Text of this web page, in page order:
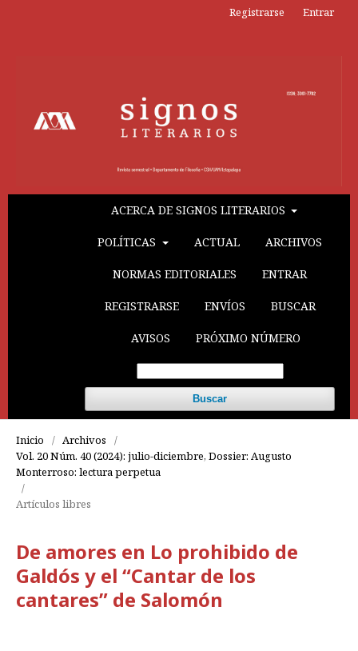
ACERCA DE SIGNOS LITERARIOS
POLÍTICAS ACTUAL ARCHIVOS
NORMAS EDITORIALES ENTRAR
REGISTRARSE ENVÍOS BUSCAR
AVISOS PRÓXIMO NÚMERO
Buscar
Registrarse Entrar
Inicio / Archivos
/
Vol. 20 Núm. 40 (2024): julio-diciembre, Dossier: Augusto
Monterroso: lectura perpetua
/
Artículos libres
De amores en Lo prohibido de
Galdós y el “Cantar de los
cantares” de Salomón